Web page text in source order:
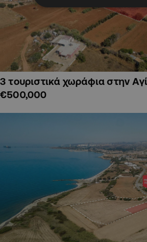
3 τουριστικά χωράφια στην
€500,000